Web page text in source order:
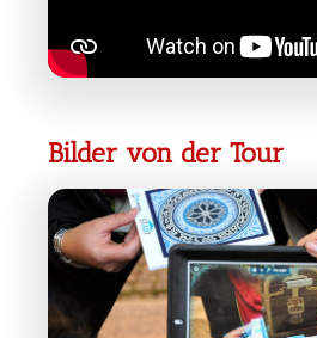
Bilder von der Tour